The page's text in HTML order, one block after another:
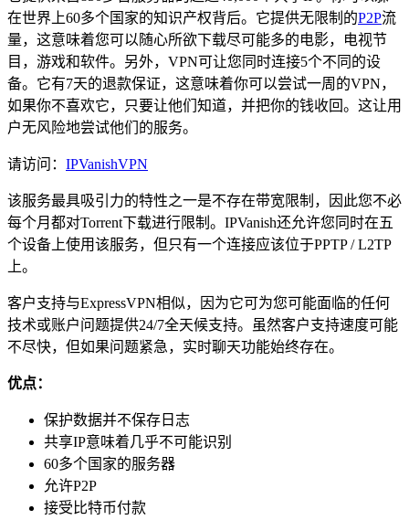
在世界上60多个国家的知识产权背后。它提供无限制的P2P流
量，这意味着您可以随心所欲下载尽可能多的电影，电视节
目，游戏和软件。另外，VPN可让您同时连接5个不同的设
备。它有7天的退款保证，这意味着你可以尝试一周的VPN，
如果你不喜欢它，只要让他们知道，并把你的钱收回。这让用
户无风险地尝试他们的服务。
请访问： IPVanishVPN
该服务最具吸引力的特性之一是不存在带宽限制，因此您不必
每个月都对Torrent下载进行限制。IPVanish还允许您同时在五
个设备上使用该服务，但只有一个连接应该位于PPTP / L2TP
上。
客户支持与ExpressVPN相似，因为它可为您可能面临的任何
技术或账户问题提供24/7全天候支持。虽然客户支持速度可能
不尽快，但如果问题紧急，实时聊天功能始终存在。
优点：
保护数据并不保存日志
共享IP意味着几乎不可能识别
60多个国家的服务器
允许P2P
接受比特币付款